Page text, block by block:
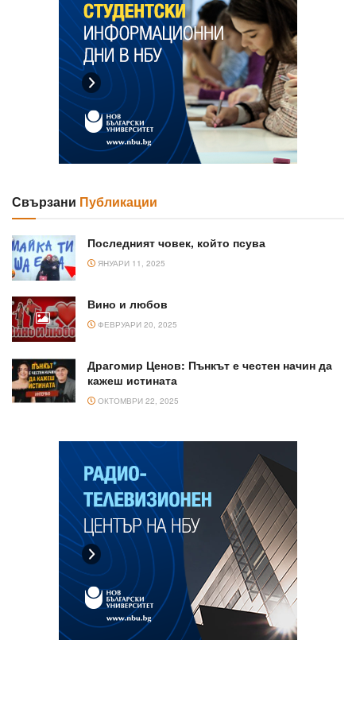
Свързани Публикации
Последният човек, който псува
ЯНУАРИ 11, 2025
Вино и любов
ФЕВРУАРИ 20, 2025
Драгомир Ценов: Пънкът е честен начин да
кажеш истината
ОКТОМВРИ 22, 2025